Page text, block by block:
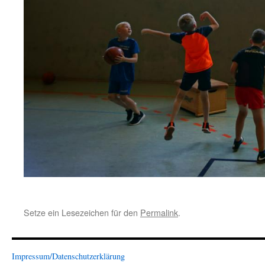
Setze ein Lesezeichen für den Permalink.
Impressum/Datenschutzerklärung